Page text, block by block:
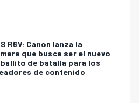
R6V: Canon lanza la
que busca ser el nuevo
de batalla para los
de contenido